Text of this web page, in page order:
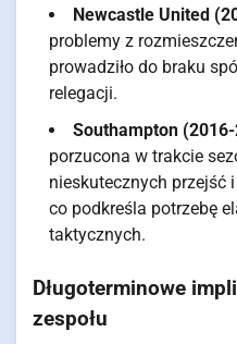
Newcastle United
problemy z
prowadziło do braku
relegacji.
Southampton
porzucona w trakcie
nieskutecznych przejść
co podkreśla potrzebę
taktycznych.
Długoterminowe
zespołu